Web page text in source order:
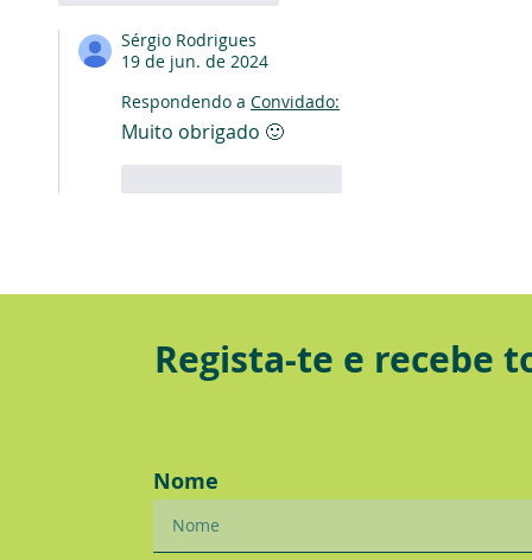
Sérgio Rodrigues
19 de jun. de 2024
Respondendo a Convidado:
Muito obrigado 🙂
Regista-te e recebe
Nome